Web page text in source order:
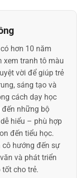
hơn 10 năm
xem tranh tô màu
vời để giúp trẻ
sáng tạo và
cách dạy học
những bộ
hiểu – phù hợp
đến tiểu học.
cô hướng đến sự
và phát triển
cho trẻ.